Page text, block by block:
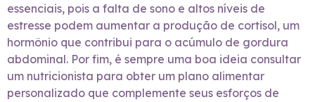
essenciais, pois a falta de sono e altos níveis de
estresse podem aumentar a produção de cortisol, um
hormônio que contribui para o acúmulo de gordura
abdominal. Por fim, é sempre uma boa ideia consultar
um nutricionista para obter um plano alimentar
personalizado que complemente seus esforços de